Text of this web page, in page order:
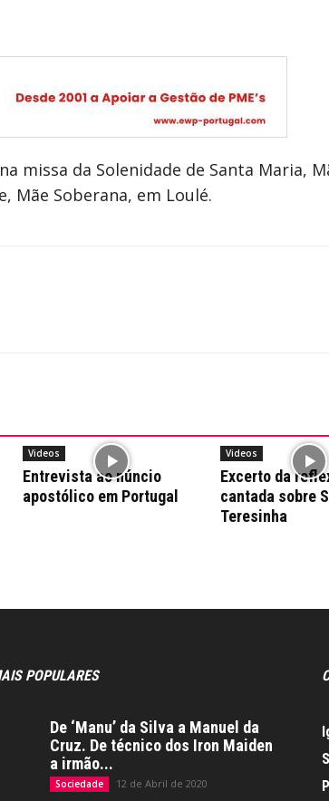
missa da Solenidade de Santa Maria,
Mãe Soberana, em Loulé.
Videos
Entrevista ao núncio
apostólico em Portugal
Videos
Excerto da
cantada sobre
Teresinha
POPULARES
De ‘Manu’ da Silva a Manuel da
Cruz. De técnico dos Iron Maiden
a irmão...
Sociedade 12 de Abril de 2020